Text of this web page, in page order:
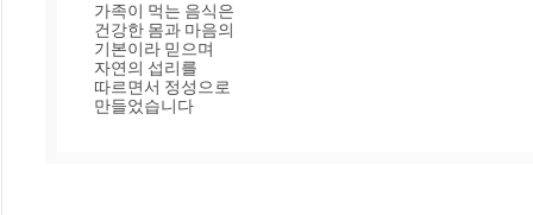
가족이 먹는 음식은
건강한 몸과 마음의
기본이라 믿으며
자연의 섭리를
따르면서 정성으로
만들었습니다